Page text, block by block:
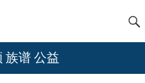
族谱 公益